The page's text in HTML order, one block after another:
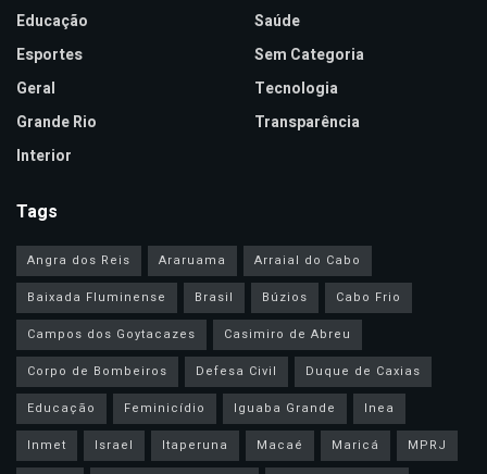
Educação
Esportes
Geral
Grande Rio
Interior
Saúde
Sem Categoria
Tecnologia
Transparência
Tags
Angra dos Reis Araruama
Arraial do Cabo
Baixada Fluminense
Brasil Búzios
Cabo Frio
Campos dos Goytacazes
Casimiro de Abreu
Corpo de Bombeiros
Defesa Civil
Duque de Caxias
Educação
Feminicídio Iguaba Grande
Inea
Inmet
Israel Itaperuna Macaé Maricá
MPRJ